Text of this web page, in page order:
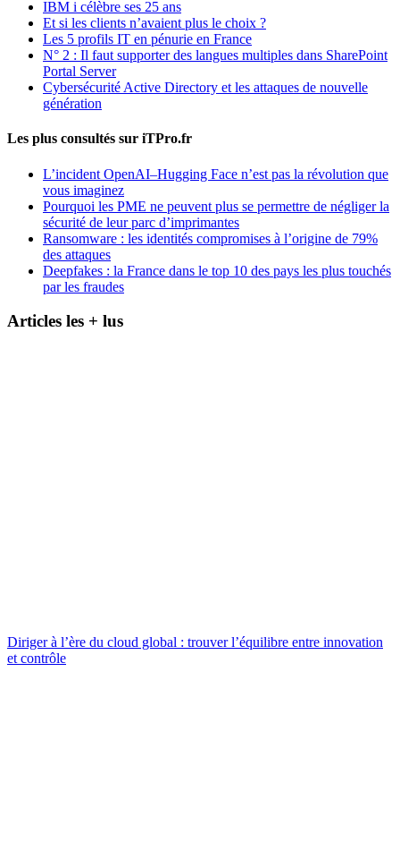
IBM i célèbre ses 25 ans
Et si les clients n’avaient plus le choix ?
Les 5 profils IT en pénurie en France
N° 2 : Il faut supporter des langues multiples dans SharePoint
Portal Server
Cybersécurité Active Directory et les attaques de nouvelle
génération
Les plus consultés sur iTPro.fr
L’incident OpenAI–Hugging Face n’est pas la révolution que
vous imaginez
Pourquoi les PME ne peuvent plus se permettre de négliger la
sécurité de leur parc d’imprimantes
Ransomware : les identités compromises à l’origine de 79%
des attaques
Deepfakes : la France dans le top 10 des pays les plus touchés
par les fraudes
Articles les + lus
Diriger à l’ère du cloud global : trouver l’équilibre entre innovation
et contrôle